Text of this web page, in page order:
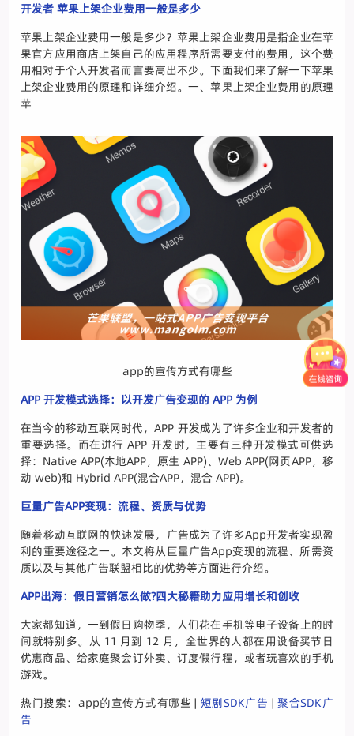
开发者 苹果上架企业费用一般是多少
苹果上架企业费用一般是多少？苹果上架企业费用是指企业在苹
果官方应用商店上架自己的应用程序所需要支付的费用，这个费
用相对于个人开发者而言要高出不少。下面我们来了解一下苹果
上架企业费用的原理和详细介绍。一、苹果上架企业费用的原理
苹
app的宣传方式有哪些
APP 开发模式选择：以开发广告变现的 APP 为例
在当今的移动互联网时代，APP 开发成为了许多企业和开发者的
重要选择。而在进行 APP 开发时，主要有三种开发模式可供选
择：Native APP(本地APP，原生 APP)、Web APP(网页APP，移
动 web)和 Hybrid APP(混合APP，混合 APP)。
巨量广告APP变现：流程、资质与优势
随着移动互联网的快速发展，广告成为了许多App开发者实现盈
利的重要途径之一。本文将从巨量广告App变现的流程、所需资
质以及与其他广告联盟相比的优势等方面进行介绍。
APP出海：假日营销怎么做?四大秘籍助力应用增长和创收
大家都知道，一到假日购物季，人们花在手机等电子设备上的时
间就特别多。从 11 月到 12 月，全世界的人都在用设备买节日
优惠商品、给家庭聚会订外卖、订度假行程，或者玩喜欢的手机
游戏。
热门搜索：app的宣传方式有哪些 | 短剧SDK广告 |聚合SDK广
告